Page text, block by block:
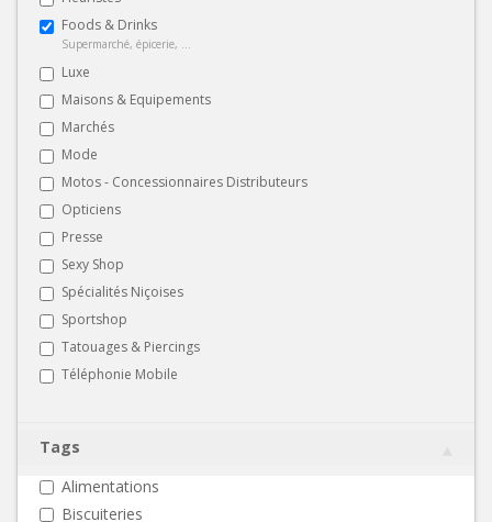
Foods & Drinks
Supermarché, épicerie, ...
Luxe
Maisons & Equipements
Marchés
Mode
Motos - Concessionnaires Distributeurs
Opticiens
Presse
Sexy Shop
Spécialités Niçoises
Sportshop
Tatouages & Piercings
Téléphonie Mobile
Tags
Alimentations
Biscuiteries